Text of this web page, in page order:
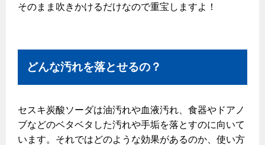
そのまま吹きかけるだけなので重宝しますよ！
どんな汚れを落とせるの？
セスキ炭酸ソーダは油汚れや血液汚れ、食器やドアノ
ブなどのベタベタした汚れや手垢を落とすのに向いて
います。それではどのような効果があるのか、使い方